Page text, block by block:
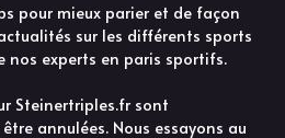
pour mieux parier et de façon
sur les différents sports
nos experts en paris sportifs.
Steinertriples.fr sont
annulées. Nous essayons au